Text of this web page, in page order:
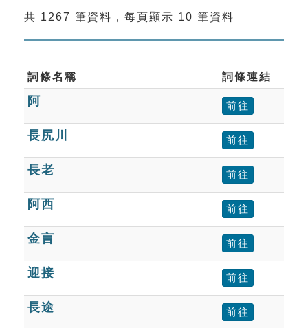
索引選單
單字索引
生命大百科索引
遊戲專區
教學應用
貓頭鷹博士
共 1267 筆資料，每頁顯示 10 筆資料
詞條名稱 詞條連結
阿 前往
長尻川 前往
長老 前往
阿西 前往
金言 前往
迎接 前往
長途 前往